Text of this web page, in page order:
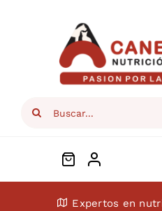
Search
ConócenosExpertos en